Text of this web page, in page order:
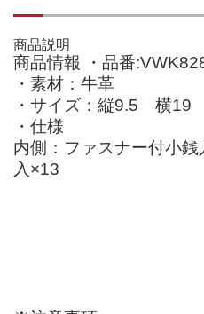
商品説明
商品情報 ・品番
・素材：牛革
・サイズ：縦9.5 横
・仕様
内側：ファスナー付小
入×13